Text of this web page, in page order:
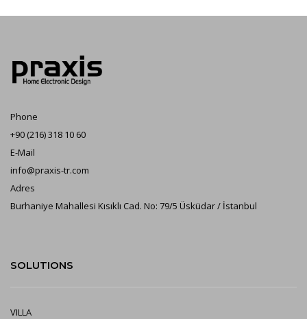
Phone
+90 (216) 318 10 60
E-Mail
info@praxis-tr.com
Adres
Burhaniye Mahallesi Kısıklı Cad. No: 79/5 Üsküdar / İstanbul
SOLUTIONS
VILLA